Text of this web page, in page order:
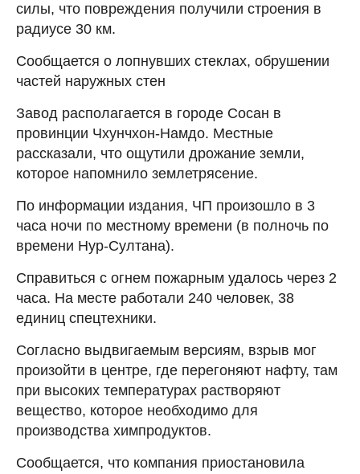
силы, что повреждения получили строения в
радиусе 30 км.
Сообщается о лопнувших стеклах, обрушении
частей наружных стен
Завод располагается в городе Сосан в
провинции Чхунчхон-Намдо. Местные
рассказали, что ощутили дрожание земли,
которое напомнило землетрясение.
По информации издания, ЧП произошло в 3
часа ночи по местному времени (в полночь по
времени Нур-Султана).
Справиться с огнем пожарным удалось через 2
часа. На месте работали 240 человек, 38
единиц спецтехники.
Согласно выдвигаемым версиям, взрыв мог
произойти в центре, где перегоняют нафту, там
при высоких температурах растворяют
вещество, которое необходимо для
производства химпродуктов.
Сообщается, что компания приостановила